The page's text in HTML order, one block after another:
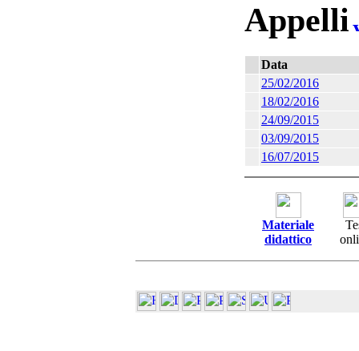
Appelli
Data
25/02/2016
18/02/2016
24/09/2015
03/09/2015
16/07/2015
Materiale
didattico